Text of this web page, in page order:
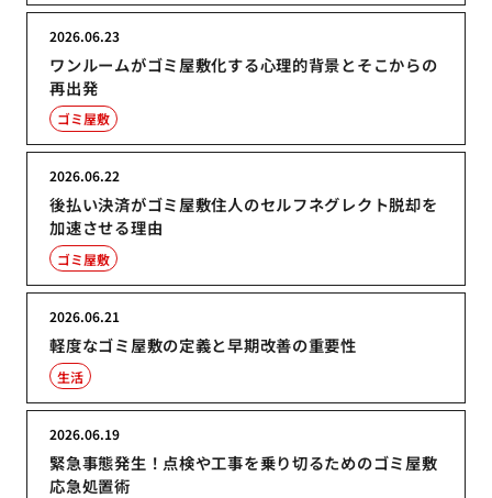
ワンルームがゴミ屋敷化する心理的背景とそこからの
再出発
2026.06.23
ゴミ屋敷
後払い決済がゴミ屋敷住人のセルフネグレクト脱却を
加速させる理由
2026.06.22
ゴミ屋敷
軽度なゴミ屋敷の定義と早期改善の重要性
2026.06.21
生活
緊急事態発生！点検や工事を乗り切るためのゴミ屋敷
応急処置術
2026.06.19